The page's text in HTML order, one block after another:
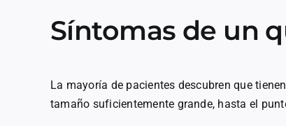
Síntomas de un
La mayoría de pacientes descubren que
tamaño suficientemente grande, hasta el